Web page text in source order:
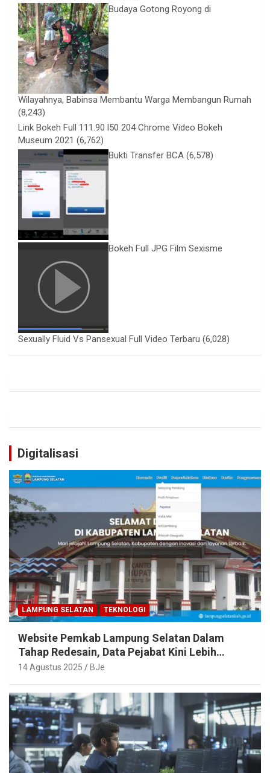
Budaya Gotong Royong di
Wilayahnya, Babinsa Membantu Warga Membangun Rumah
(8,243)
Link Bokeh Full 111.90 l50 204 Chrome Video Bokeh
Museum 2021 (6,762)
Bukti Transfer BCA (6,578)
Bokeh Full JPG Film Sexisme
Sexually Fluid Vs Pansexual Full Video Terbaru (6,028)
Digitalisasi
LAMPUNG SELATAN TEKNOLOGI
Website Pemkab Lampung Selatan Dalam
Tahap Redesain, Data Pejabat Kini Lebih
Mudah Diakses
14 Agustus 2025 BJe